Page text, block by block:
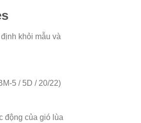
khỏi mẫu và
5 / 5D / 20/22)
động của gió lùa